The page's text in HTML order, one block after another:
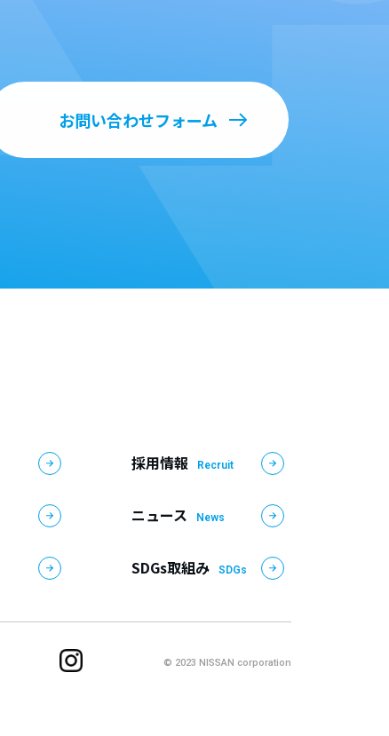
お問い合わせフォーム
採用情報 Recruit
ニュース News
SDGs取組み SDGs
© 2023 NISSAN corporation